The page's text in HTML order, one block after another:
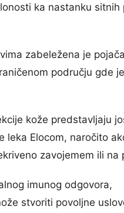
ka nastanku sitnih
zabeležena je
području gde
kože predstavljaju
leka Elocom, naročito
zavojemem ili na
imunog odgovora,
stvoriti povoljne